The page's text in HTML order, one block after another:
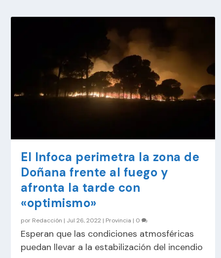
El Infoca perimetra la zona de
Doñana frente al fuego y
afronta la tarde con
«optimismo»
por Redacción | Jul 26, 2022 | Provincia | 0
Esperan que las condiciones atmosféricas
puedan llevar a la estabilización del incendio